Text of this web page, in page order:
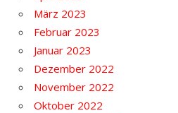
März 2023
Februar 2023
Januar 2023
Dezember 2022
November 2022
Oktober 2022